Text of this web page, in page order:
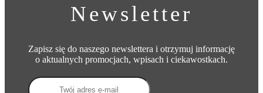
Newsletter
Zapisz się do naszego newslettera i otrzymuj informację
o aktualnych promocjach, wpisach i ciekawostkach.